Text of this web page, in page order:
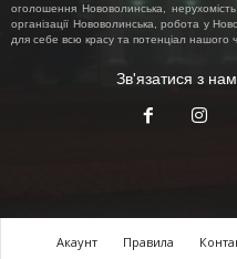
оголошення Нововолинська,
організації Нововолинська, робота у
для себе всю красу та потенціал нашого
Зв'язатися з
Акаунт Правила